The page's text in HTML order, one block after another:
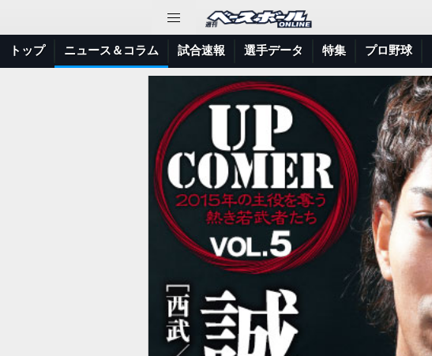
トップ ニュース＆コラム 試合速報 選手データ 特集 プロ野球